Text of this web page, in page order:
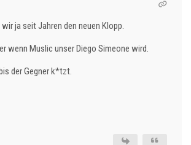
ja seit Jahren den neuen Klopp.
wenn Muslic unser Diego Simeone wird.
der Gegner k*tzt.